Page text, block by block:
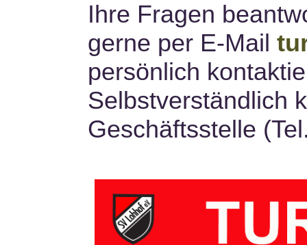
Ihre Fragen
gerne per E-Mail
persönlich
Selbstverständlich
Geschäftsstelle